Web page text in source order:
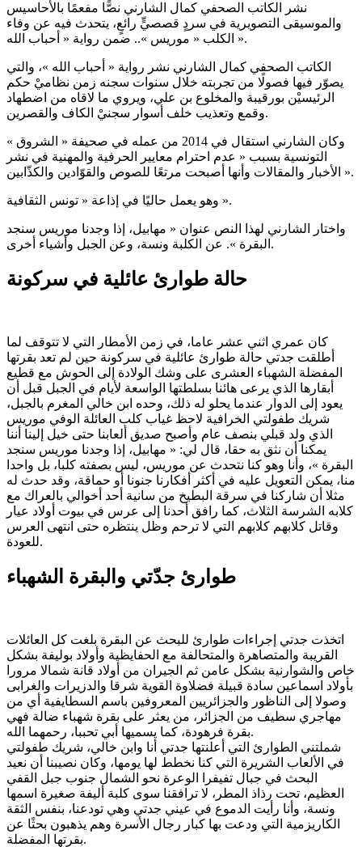
نشر الكاتب الصحفي كمال الشارني نصًّا مفعمًا بالأحاسيس
والموسيقى التصويرية في سردٍ قصصيٍّ رائعٍ، يتحدث فيه عن وفاء
الكلب « موريس ».. ضمن رواية « أحباب الله ».
الكاتب الصحفي كمال الشارني نشر رواية « أحباب الله »، والتي
يصوّر فيها فصولًا من تجربته خلال سنوات سجنه زمن نظاميْ حكم
الرئيسيْن بورقيبة والمخلوع بن علي، ويروي ما لاقاه من اضطهاد
وقمع وتعذيب خلف أسوار سجنيْ الكاف والقصرين.
وكان الشارني استقال في 2014 من عمله في صحيفة « الشروق »
التونسية بسبب « عدم احترام معايير الحرفية والمهنية في نشر
الأخبار والمقالات وأنها أصبحت مرتعًا للصوص والقوّادين والكذّابين ».
وهو يعمل حاليًا في إذاعة « تونس الثقافية ».
واختار الشارني لهذا النص عنوان « مهابيل، إذا وجدنا موريس سنجد
البقرة ». عن الكلبة ونسة، وعن الجبل وأشياء أخرى.
حالة طوارئ عائلية في سركونة
كان عمري اثني عشر عاما، في زمن الأمطار التي لا تتوقف لما
أطلقت جدتي حالة طوارئ عائلية في سركونة حين لم تعد بقرتها
المفضلة الشهباء العشرى على وشك الولادة إلى الحوش مع قطيع
أبقارها الذي يرعى هائنا بسلطتها الواسعة لأيام في الجبل قبل أن
يعود إلى الدوار عندما يحلو له ذلك، وحده ابن خالي المغرم بالجبل،
شريك طفولتي الخرافية لاحظ غياب كلب العائلة الوفي موريس
الذي ولد قبلي بنصف عام وأصبح صديق ألعابنا حتى خيل إلينا أننا
يمكنا أن نثق به حقا، قال لي: « مهابيل، إذا وجدنا موريس سنجد
البقرة »، وأنا وهو كنا نتحدث عن موريس، ليس بصفته كلبا، بل واحدا
منا، يمكن التعويل عليه في أكثر أفكارنا جنونا أو حماقة، وقد حدث له
مثلا أن شاركنا في سرقة البطيخ من سانية أحد أخوالي بالعراك مع
كلابه الشرسة الثلاث، كما رافق أحدنا إلى عرس في بيوت أولاد عيار
وقاتل كلابهم كلابهم التي لا ترحم وظل ينتظره حتى انتهى العرس
للعودة.
طوارئ جدّتي والبقرة الشهباء
اتخذت جدتي إجراءات طوارئ للبحث عن البقرة بلغت كل العائلات
القريبة والمتصاهرة والمتحالفة مع الحفايظية وأولاد بوليفة بشكل
خاص والشوارنية بشكل عامن ثم الجيران من أولاد قانة شمالا مرورا
بأولاد اسماعين سادة قبيلة فضلاوة القوية شرقا والدزيرات والغرابى
وصولا إلى الناظور والجزائريين المعروفين باسم السطايفية أي من
مهاجري سطيف من الجزائر، من يعثر على بقرة شهباء ضالة فهي
بقرة فرهودة، كما يسميها أبي تحببا، رحمهما الله.
شملتني الطوارئ التي أعلنتها جدتي أنا وابن خالي، شريك طفولتي
في الألعاب الشريرة التي كنا نخطط لها يومها، وكان نصيبنا أن نعيد
البحث في جبال تفيفرا الوعرة نحو الشمال جنوب جبل القفي
العظيم، تحت رذاذ المطر، لا ترافقنا سوى كلبة أليفة صغيرة اسمها
ونسة، وأنا رأيت الدموع في عيني جدتي وهي تودعنا، بنفس الثقة
الكاريزمية التي ودعت بها كبار رجال الأسرة وهم يذهبون بحثًا عن
بقرتها المفضلة.